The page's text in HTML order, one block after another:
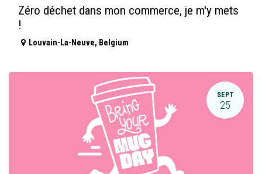
Zéro déchet dans mon commerce, je m'y mets
!
Louvain-La-Neuve, Belgium
SEPT
25